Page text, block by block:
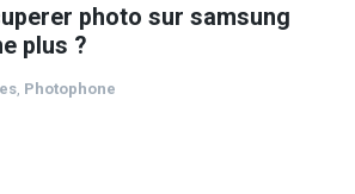
photo sur samsung
plus ?
, Photophone